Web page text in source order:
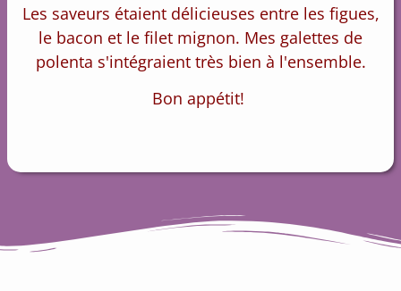
Les saveurs étaient délicieuses entre les figues,
le bacon et le filet mignon. Mes galettes de
polenta s'intégraient très bien à l'ensemble.
Bon appétit!